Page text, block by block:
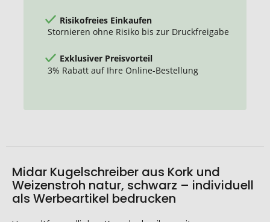
Risikofreies Einkaufen
Stornieren ohne Risiko bis zur Druckfreigabe
Exklusiver Preisvorteil
3% Rabatt auf Ihre Online-Bestellung
Midar Kugelschreiber aus Kork und
Weizenstroh natur, schwarz – individuell
als Werbeartikel bedrucken